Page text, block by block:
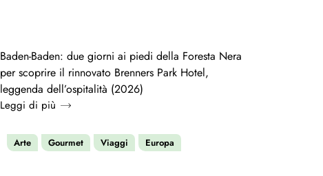
Baden-Baden: due giorni ai piedi della Foresta Nera
per scoprire il rinnovato Brenners Park Hotel,
leggenda dell’ospitalità (2026)
Leggi di più
Arte Gourmet Viaggi Europa